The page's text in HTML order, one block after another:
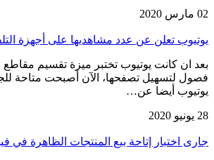
02 مارس 2020
يوتيوب تعلن عن عدد مشاهديها على أجهزة
بعد ان كانت يوتيوب تختبر ميزة تقسيم مقاطع
فصول لتسهيل تصفحها، الآن أصبحت متاحة
يوتيوب أيضا عن…
28 يونيو 2020
جارى اختبار إتاحة بيع المنتجات الظاهرة في